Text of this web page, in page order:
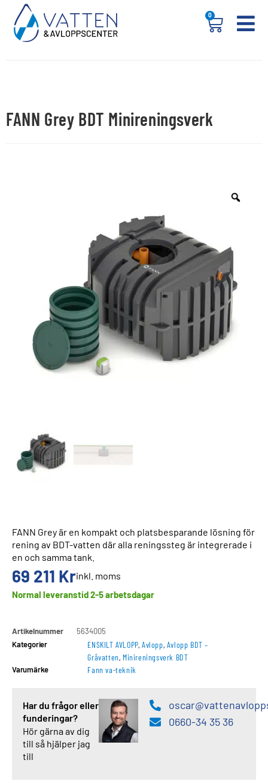
0
FANN Grey BDT Minireningsverk
FANN Grey är en kompakt och platsbesparande lösning för
rening av BDT-vatten där alla reningssteg är integrerade i
en och samma tank.
69 211 Krinkl. moms
Normal leveranstid 2-5 arbetsdagar
Artikelnummer
5634005
Kategorier
ENSKILT AVLOPP,Avlopp, Avlopp BDT –
Gråvatten, Minireningsverk BDT
Varumärke Fann va-teknik
Har du frågor eller
funderingar?
Hör gärna av dig
till så hjälper jag
till
0660-34 35 36